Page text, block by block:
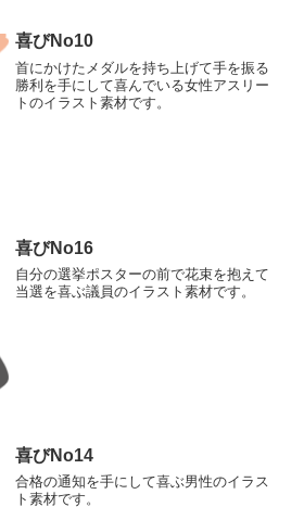
喜びNo10
首にかけたメダルを持ち上げて手を振る
勝利を手にして喜んでいる女性アスリー
トのイラスト素材です。
喜びNo16
自分の選挙ポスターの前で花束を抱えて
当選を喜ぶ議員のイラスト素材です。
喜びNo14
合格の通知を手にして喜ぶ男性のイラス
ト素材です。